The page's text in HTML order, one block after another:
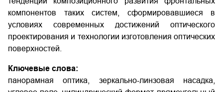
компонентов таких систем, сформировавшиеся в
условиях современных достижений оптического
проектирования и технологии изготовления оптических
поверхностей.
Ключевые слова:
панорамная оптика, зеркально-линзовая насадка,